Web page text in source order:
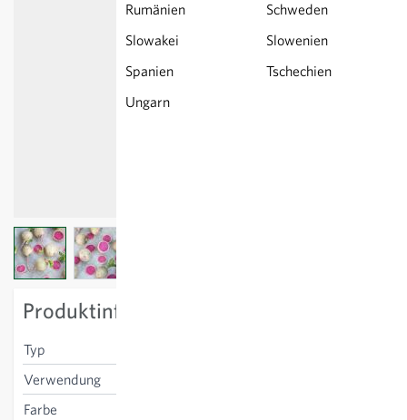
Rumänien
Schweden
Slowakei
Slowenien
Spanien
Tschechien
Ungarn
View larger imageView larger image
Produktinformation
Typ
Verwendung
Farbe